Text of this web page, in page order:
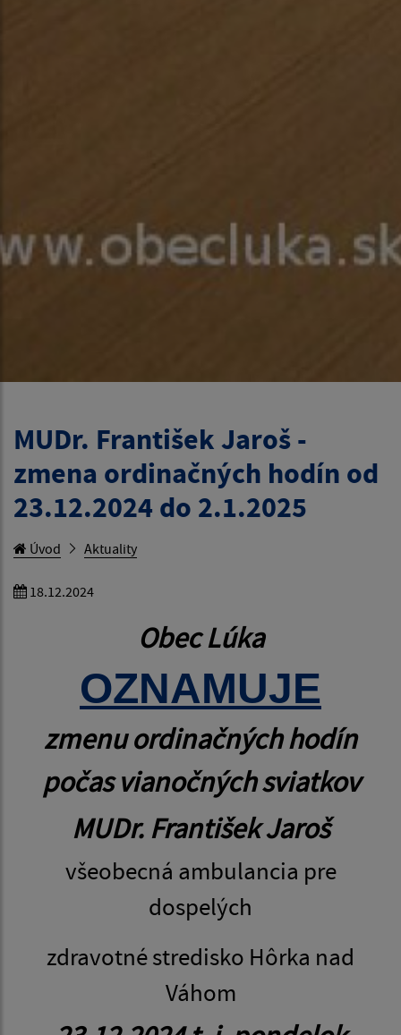
MUDr. František Jaroš -
zmena ordinačných hodín od
23.12.2024 do 2.1.2025
Úvod Aktuality
18.12.2024
Obec Lúka
OZNAMUJE
zmenu ordinačných hodín
počas vianočných sviatkov
MUDr. František Jaroš
všeobecná ambulancia pre
dospelých
zdravotné stredisko Hôrka nad
Váhom